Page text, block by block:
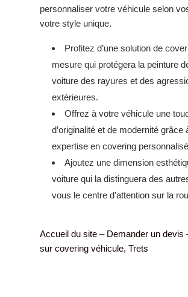
personnaliser votre véhicule selon
votre style unique.
Profitez d’une solution de
mesure qui protégera la peinture
voiture des rayures et des
extérieures.
Offrez à votre véhicule une
d’originalité et de modernité grâce
expertise en covering
Ajoutez une dimension
voiture qui la distinguera des
vous le centre d’attention sur la
Accueil du site – Demander un devis
sur covering véhicule, Trets